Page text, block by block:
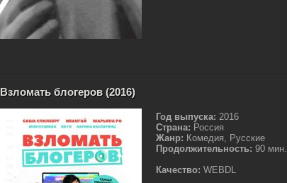
Взломать блогеров (2016)
Год выпуска: 2016
Страна: Россия
Жанр: Комедия, Русские
Продолжительность: 90 мин.
Качество: WEBDL